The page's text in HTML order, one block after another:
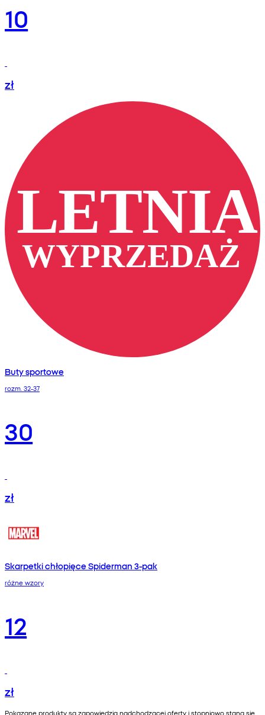
10
zł
Buty sportowe
rozm. 32-37
30
zł
Skarpetki chłopięce Spiderman 3-pak
różne wzory
12
zł
Pokazane produkty są zapowiedzią nadchodzącej oferty i stopniowo staną się